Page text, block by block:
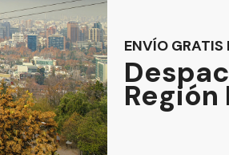
ENVÍO GRATIS